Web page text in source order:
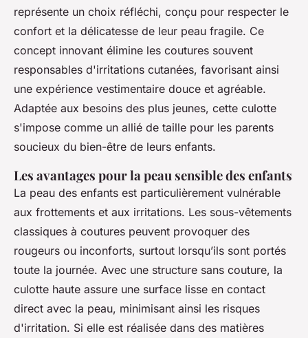
représente un choix réfléchi, conçu pour respecter le
confort et la délicatesse de leur peau fragile. Ce
concept innovant élimine les coutures souvent
responsables d'irritations cutanées, favorisant ainsi
une expérience vestimentaire douce et agréable.
Adaptée aux besoins des plus jeunes, cette culotte
s'impose comme un allié de taille pour les parents
soucieux du bien-être de leurs enfants.
Les avantages pour la peau sensible des enfants
La peau des enfants est particulièrement vulnérable
aux frottements et aux irritations. Les sous-vêtements
classiques à coutures peuvent provoquer des
rougeurs ou inconforts, surtout lorsqu’ils sont portés
toute la journée. Avec une structure sans couture, la
culotte haute assure une surface lisse en contact
direct avec la peau, minimisant ainsi les risques
d'irritation. Si elle est réalisée dans des matières